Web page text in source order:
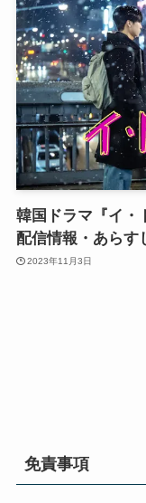
韓国ドラマ『イ・
配信情報・あらす
2023年11月3日
免責事項